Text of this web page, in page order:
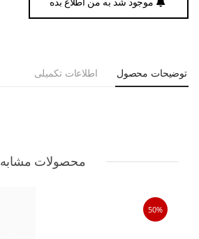
توضیحات محصول اطلاعات تکمیلی
محصولات مشابه
50%